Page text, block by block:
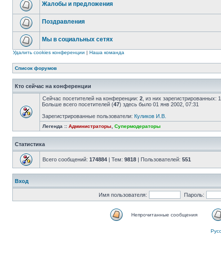
Жалобы и предложения
Поздравления
Мы в социальных сетях
Удалить cookies конференции | Наша команда
Список форумов
Кто сейчас на конференции
Сейчас посетителей на конференции: 2 , из них
Больше всего посетителей (47) здесь было 01 янв 2002, 07:31
Зарегистрированные пользователи: Куликов И.В.
Легенда :: Администраторы Супермодераторы
Статистика
Всего сообщений: 174884 | Тем: 9818 | Пользователей: 551
Вход
Имя пользователя: Пароль:
Непрочитанные сообщения